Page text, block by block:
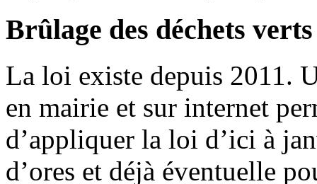
Brûlage des déchets verts
La loi existe depuis 2011.
en mairie et sur internet
d’appliquer la loi d’ici à
d’ores et déjà éventuelle